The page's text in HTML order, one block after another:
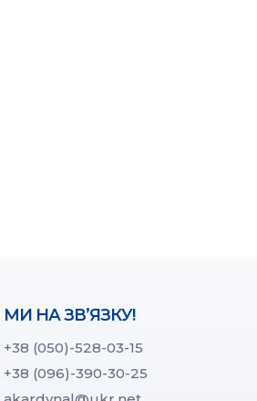
МИ НА ЗВ’ЯЗКУ!
+38 (050)-528-03-15
+38 (096)-390-30-25